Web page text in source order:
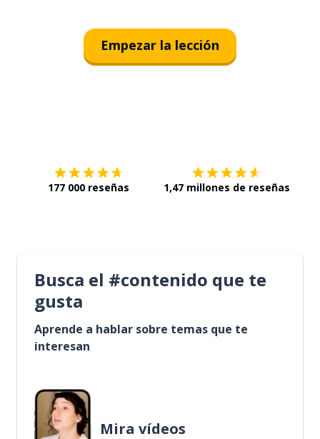
Empezar la lección
177 000 reseñas 1,47 millones de reseñas
Busca el #contenido que te
gusta
Aprende a hablar sobre temas que te
interesan
Mira vídeos